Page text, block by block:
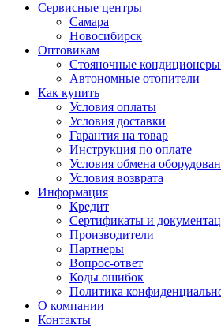
Сервисные центры
Самара
Новосибирск
Оптовикам
Стояночные
Автономные отопители
Как купить
Условия оплаты
Условия доставки
Гарантия на товар
Инструкция по оплате
Условия обмена
Условия возврата
Информация
Кредит
Сертификаты и
Производители
Партнеры
Вопрос-ответ
Коды ошибок
Политика
О компании
Контакты